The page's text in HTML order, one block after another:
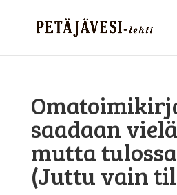
saadaan
mutta
(Juttu vain